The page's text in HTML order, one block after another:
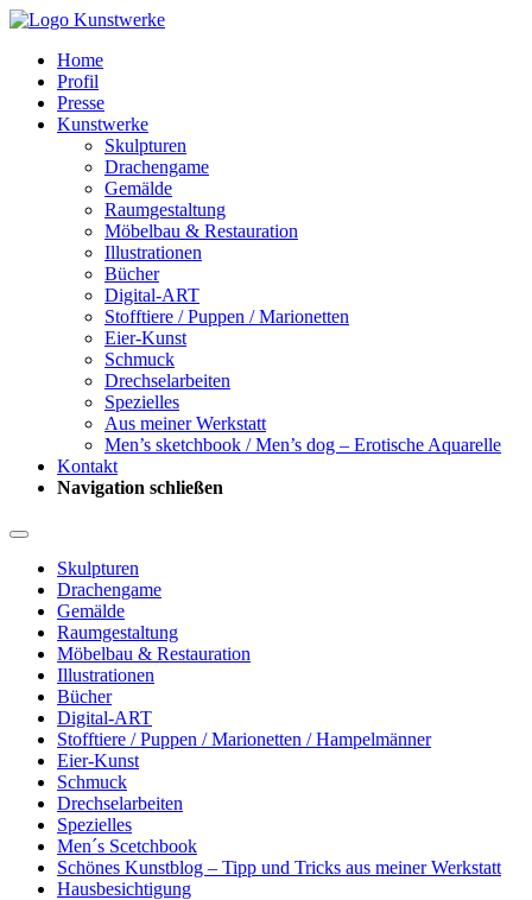
Home
Profil
Presse
Kunstwerke
Skulpturen
Drachengame
Gemälde
Raumgestaltung
Möbelbau & Restauration
Illustrationen
Bücher
Digital-ART
Stofftiere / Puppen / Marionetten
Eier-Kunst
Schmuck
Drechselarbeiten
Spezielles
Aus meiner Werkstatt
Men’s sketchbook / Men’s dog – Erotische Aquarelle
Kontakt
Navigation schließen
Skulpturen
Drachengame
Gemälde
Raumgestaltung
Möbelbau & Restauration
Illustrationen
Bücher
Digital-ART
Stofftiere / Puppen / Marionetten / Hampelmänner
Eier-Kunst
Schmuck
Drechselarbeiten
Spezielles
Men´s Scetchbook
Schönes Kunstblog – Tipp und Tricks aus meiner Werkstatt
Hausbesichtigung